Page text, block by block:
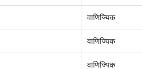
वाणिज्यिक
वाणिज्यिक
वाणिज्यिक